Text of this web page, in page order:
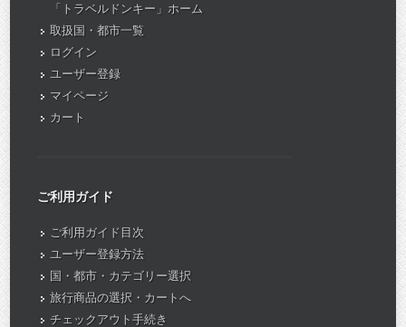
「トラベルドンキー」ホーム
取扱国・都市一覧
ログイン
ユーザー登録
マイページ
カート
ご利用ガイド
ご利用ガイド目次
ユーザー登録方法
国・都市・カテゴリー選択
旅行商品の選択・カートへ
チェックアウト手続き